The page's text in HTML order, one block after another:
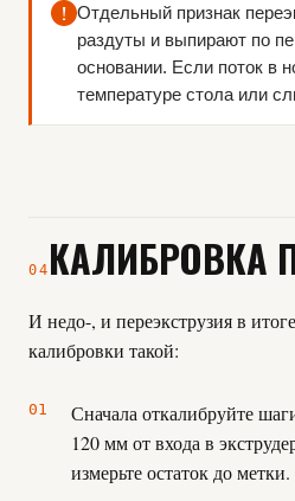
! Отдельный признак
раздуты и выпирают по
основании. Если поток в
температуре стола или
04 КАЛИБРОВКА
И недо-, и переэкструзия в
калибровки такой:
Сначала откалибруйте
120 мм от входа в
измерьте остаток до